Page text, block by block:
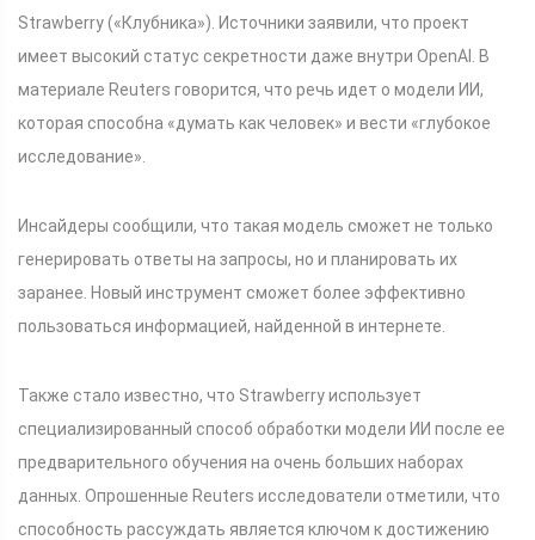
Strawberry («Клубника»). Источники заявили, что проект
имеет высокий статус секретности даже внутри OpenAI. В
материале Reuters говорится, что речь идет о модели ИИ,
которая способна «думать как человек» и вести «глубокое
исследование».
Инсайдеры сообщили, что такая модель сможет не только
генерировать ответы на запросы, но и планировать их
заранее. Новый инструмент сможет более эффективно
пользоваться информацией, найденной в интернете.
Также стало известно, что Strawberry использует
специализированный способ обработки модели ИИ после ее
предварительного обучения на очень больших наборах
данных. Опрошенные Reuters исследователи отметили, что
способность рассуждать является ключом к достижению